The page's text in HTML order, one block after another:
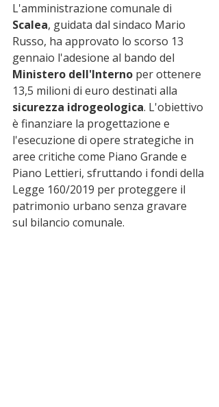
L'amministrazione comunale di
Scalea, guidata dal sindaco Mario
Russo, ha approvato lo scorso 13
gennaio l'adesione al bando del
Ministero dell'Interno per ottenere
13,5 milioni di euro destinati alla
sicurezza idrogeologica. L'obiettivo
è finanziare la progettazione e
l'esecuzione di opere strategiche in
aree critiche come Piano Grande e
Piano Lettieri, sfruttando i fondi della
Legge 160/2019 per proteggere il
patrimonio urbano senza gravare
sul bilancio comunale.